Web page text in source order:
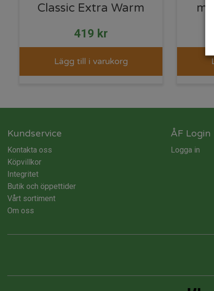
Classic Extra Warm
419 kr
Lägg till i varukorg
Kundservice
Kontakta oss
Köpvillkor
Integritet
Butik och öppettider
Vårt sortiment
Om oss
ÅF Login
Logga in